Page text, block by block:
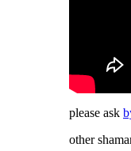
please ask
other